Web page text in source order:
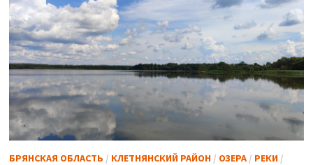
БРЯНСКАЯ ОБЛАСТЬ / КЛЕТНЯНСКИЙ РАЙОН/ ОЗЕРА/ РЕКИ/